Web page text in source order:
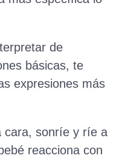
de
básicas, te
expresiones más
cara, sonríe y ríe a
reacciona con